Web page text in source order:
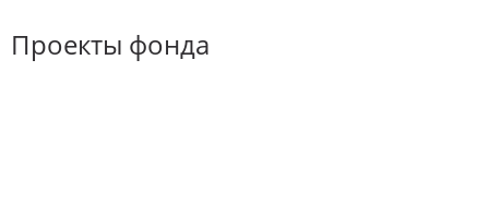
Проекты фонда